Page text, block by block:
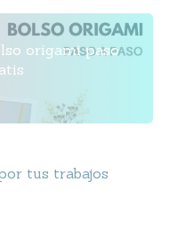
origami paso
tus trabajos